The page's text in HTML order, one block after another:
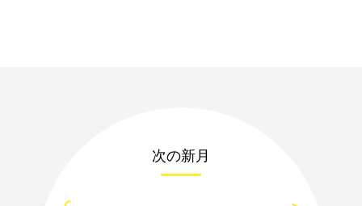
次の新月